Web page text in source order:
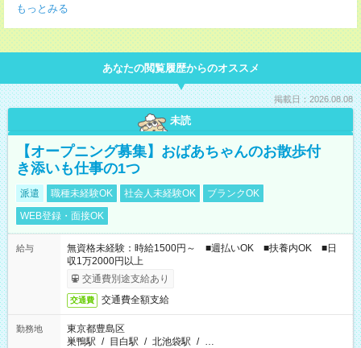
もっとみる
あなたの閲覧履歴からのオススメ
掲載日：2026.08.08
未読
【オープニング募集】おばあちゃんのお散歩付
き添いも仕事の1つ
派遣 職種未経験OK 社会人未経験OK
ブランクOK
WEB登録・面接OK
給与
無資格未経験：時給1500円～ ■週払いOK ■扶養内OK ■日
収1万2000円以上
交通費別途支給あり
交通費 交通費全額支給
勤務地
東京都豊島区
巣鴨駅 / 目白駅 / 北池袋駅 / …